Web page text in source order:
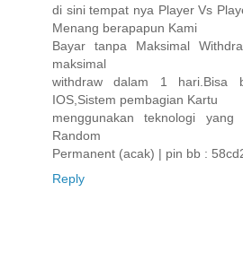
di sini tempat nya Player Vs
Menang berapapun Kami
Bayar tanpa Maksimal
maksimal
withdraw dalam 1 hari.Bisa
IOS,Sistem pembagian Kartu
menggunakan teknologi
Random
Permanent (acak) | pin bb :
Reply